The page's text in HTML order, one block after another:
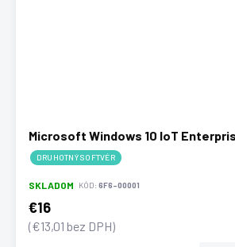
Microsoft Windows 10 IoT
DRUHOTNÝ SOFTVÉR
SKLADOM KÓD: 6F6-00001
€16
(€13,01 bez DPH)